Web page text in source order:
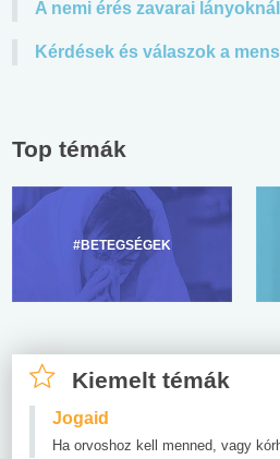
A nemi érés zavarai lányoknál
Kérdések és válaszok a
Top témák
#BETEGSÉGEK
Kiemelt témák
Jogaid
Ha orvoshoz kell menned, vagy